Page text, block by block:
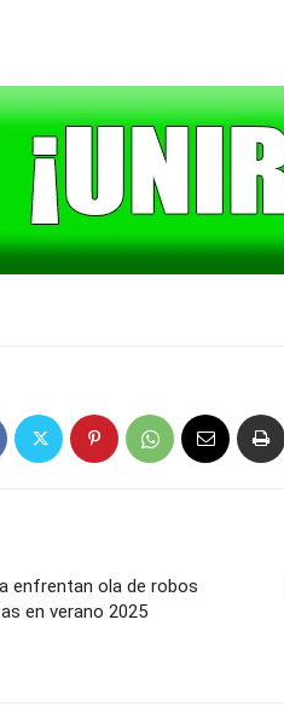
enfrentan ola de robos
en verano 2025